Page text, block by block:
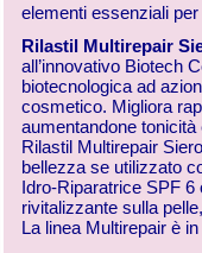
elementi essenziali
Rilastil Multirepair
all’innovativo Biotech
biotecnologica ad
cosmetico. Migliora
aumentandone tonicità
Rilastil Multirepair
bellezza se utilizzato
Idro-Riparatrice SPF 6
rivitalizzante sulla
La linea Multirepair è